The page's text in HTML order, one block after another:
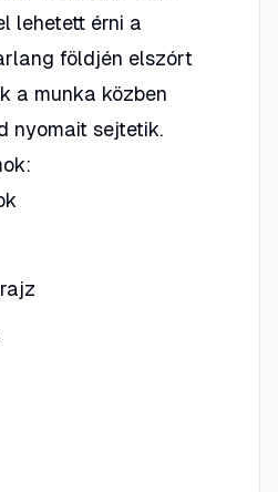
lehetett érni a
földjén elszórt
a munka közben
nyomait sejtetik.